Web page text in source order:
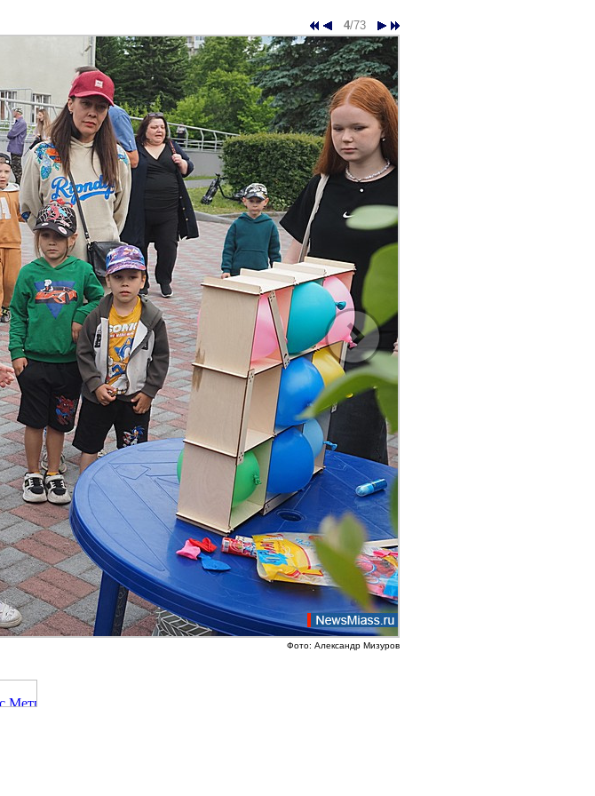
4/73
Фото: Александр Мизуров